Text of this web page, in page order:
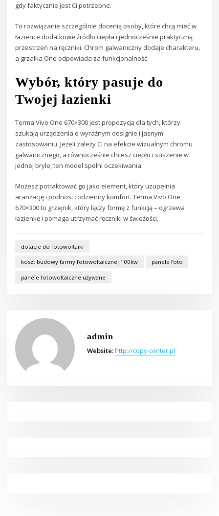
gdy faktycznie jest Ci potrzebne.
To rozwiązanie szczególnie docenią osoby, które chcą mieć w
łazience dodatkowe źródło ciepła i jednocześnie praktyczną
przestrzeń na ręczniki. Chrom galwaniczny dodaje charakteru,
a grzałka One odpowiada za funkcjonalność.
Wybór, który pasuje do
Twojej łazienki
Terma Vivo One 670×300 jest propozycją dla tych, którzy
szukają urządzenia o wyraźnym designie i jasnym
zastosowaniu. Jeżeli zależy Ci na efekcie wizualnym chromu
galwanicznego, a równocześnie chcesz ciepło i suszenie w
jednej bryle, ten model spełni oczekiwania.
Możesz potraktować go jako element, który uzupełnia
aranżację i podnosi codzienny komfort. Terma Vivo One
670×300 to grzejnik, który łączy formę z funkcją – ogrzewa
łazienkę i pomaga utrzymać ręczniki w świeżości.
dotacje do fotowoltaiki
koszt budowy farmy fotowoltaicznej 100kw panele foto
panele fotowoltaiczne używane
admin
Website:http://copy-center.pl